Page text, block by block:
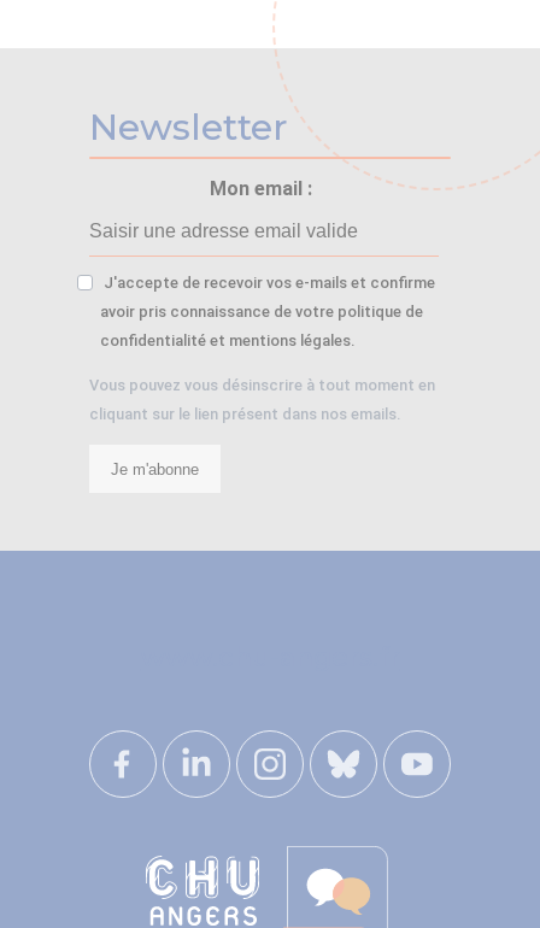
Newsletter
Mon email :
J'accepte de recevoir vos e-mails et confirme
avoir pris connaissance de votre politique de
confidentialité et mentions légales.
Vous pouvez vous désinscrire à tout moment en
cliquant sur le lien présent dans nos emails.
Je m'abonne